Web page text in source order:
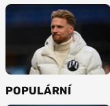
POPULÁRNÍ